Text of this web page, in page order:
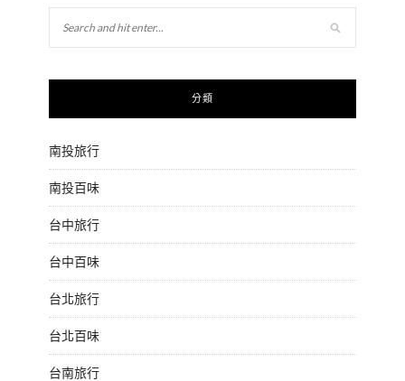
分類
南投旅行
南投百味
台中旅行
台中百味
台北旅行
台北百味
台南旅行